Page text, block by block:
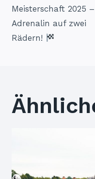
Meisterschaft 2025 –
Adrenalin auf zwei
Rädern!